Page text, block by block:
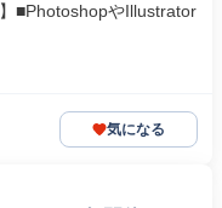
■PhotoshopやIllustrator
気になる